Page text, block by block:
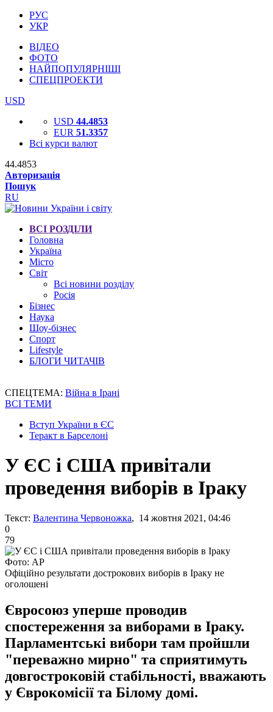
РУС
УКР
ВІДЕО
ФОТО
НАЙПОПУЛЯРНІШІ
СПЕЦПРОЕКТИ
USD
USD 44.4853
EUR 51.3357
Всі курси валют
44.4853
Авторизація
Пошук
RU
ВСІ РОЗДІЛИ
Головна
Україна
Місто
Світ
Всі новини розділу
Росія
Бізнес
Наука
Шоу-бізнес
Спорт
Lifestyle
БЛОГИ ЧИТАЧІВ
СПЕЦТЕМА: Війна в Ірані
ВСІ ТЕМИ
Вступ України в ЄС
Теракт в Барселоні
У ЄС і США привітали
проведення виборів в Іраку
Текст: Валентина Червоножка, 14 жовтня 2021, 04:46
0
79
Фото: АР
Офіційно результати дострокових виборів в Іраку не
оголошені
Євросоюз уперше проводив
спостереження за виборами в Іраку.
Парламентські вибори там пройшли
"переважно мирно" та сприятимуть
довгостроковій стабільності, вважають
у Єврокомісії та Білому домі.